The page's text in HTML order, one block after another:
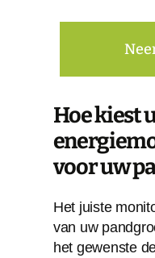
Hoe kiest
voor uw
Het juiste
van uw
het gewenste